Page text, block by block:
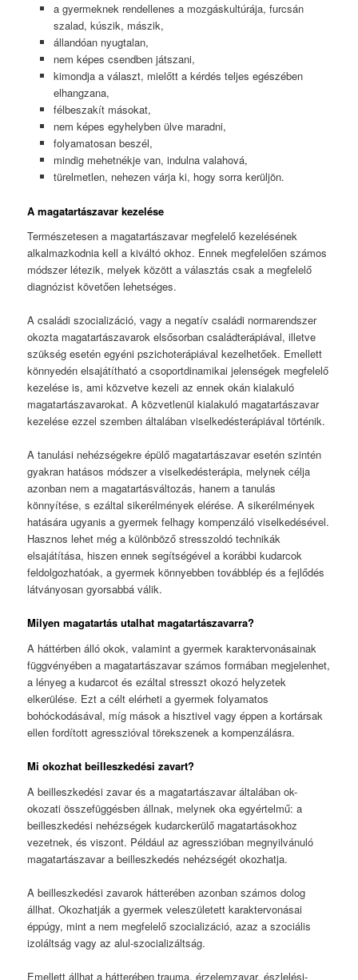
a gyermeknek rendellenes a mozgáskultúrája, furcsán
szalad, kúszik, mászik,
állandóan nyugtalan,
nem képes csendben játszani,
kimondja a választ, mielőtt a kérdés teljes egészében
elhangzana,
félbeszakít másokat,
nem képes egyhelyben ülve maradni,
folyamatosan beszél,
mindig mehetnékje van, indulna valahová,
türelmetlen, nehezen várja ki, hogy sorra kerüljön.
A magatartászavar kezelése
Természetesen a magatartászavar megfelelő kezelésének
alkalmazkodnia kell a kiváltó okhoz. Ennek megfelelően számos
módszer létezik, melyek között a választás csak a megfelelő
diagnózist követően lehetséges.
A családi szocializáció, vagy a negatív családi normarendszer
okozta magatartászavarok elsősorban családterápiával, illetve
szükség esetén egyéni pszichoterápiával kezelhetőek. Emellett
könnyedén elsajátítható a csoportdinamikai jelenségek megfelelő
kezelése is, ami közvetve kezeli az ennek okán kialakuló
magatartászavarokat. A közvetlenül kialakuló magatartászavar
kezelése ezzel szemben általában viselkedésterápiával történik.
A tanulási nehézségekre épülő magatartászavar esetén szintén
gyakran hatásos módszer a viselkedésterápia, melynek célja
azonban nem a magatartásváltozás, hanem a tanulás
könnyítése, s ezáltal sikerélmények elérése. A sikerélmények
hatására ugyanis a gyermek felhagy kompenzáló viselkedésével.
Hasznos lehet még a különböző stresszoldó technikák
elsajátítása, hiszen ennek segítségével a korábbi kudarcok
feldolgozhatóak, a gyermek könnyebben továbblép és a fejlődés
látványosan gyorsabbá válik.
Milyen magatartás utalhat magatartászavarra?
A háttérben álló okok, valamint a gyermek karaktervonásainak
függvényében a magatartászavar számos formában megjelenhet,
a lényeg a kudarcot és ezáltal stresszt okozó helyzetek
elkerülése. Ezt a célt elérheti a gyermek folyamatos
bohóckodásával, míg mások a hisztivel vagy éppen a kortársak
ellen fordított agresszióval törekszenek a kompenzálásra.
Mi okozhat beilleszkedési zavart?
A beilleszkedési zavar és a magatartászavar általában ok-
okozati összefüggésben állnak, melynek oka egyértelmű: a
beilleszkedési nehézségek kudarckerülő magatartásokhoz
vezetnek, és viszont. Például az agresszióban megnyilvánuló
magatartászavar a beilleszkedés nehézségét okozhatja.
A beilleszkedési zavarok hátterében azonban számos dolog
állhat. Okozhatják a gyermek veleszületett karaktervonásai
éppúgy, mint a nem megfelelő szocializáció, azaz a szociális
izoláltság vagy az alul-szocializáltság.
Emellett állhat a hátterében trauma, érzelemzavar, észlelési-